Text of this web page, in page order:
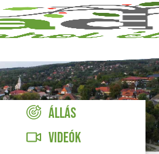
ÁLLÁS
VIDEÓK